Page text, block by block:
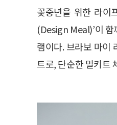
꽃중년을 위한 라이
(Design Meal)’이
램이다. 브라보 마이
트로, 단순한 밀키트